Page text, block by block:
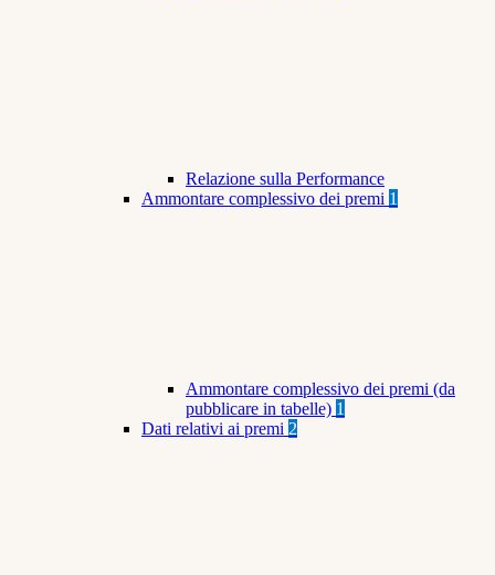
Relazione sulla Performance
Ammontare complessivo dei premi 1
Ammontare complessivo dei premi (da
pubblicare in tabelle) 1
Dati relativi ai premi 2